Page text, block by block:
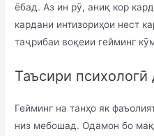
ёбад. Аз ин рӯ, аниқ кор
кардани интизориҳои нест
таҷрибаи воқеии гейминг
Таъсири психологӣ
Гейминг на танҳо як
низ мебошад. Одамон бо